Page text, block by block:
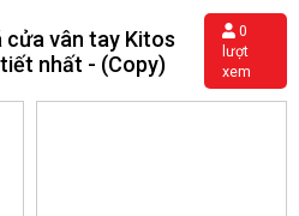
cửa vân tay Kitos
nhất - (Copy)
0
lượt
xem